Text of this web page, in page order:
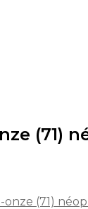
(71)
onze (71)